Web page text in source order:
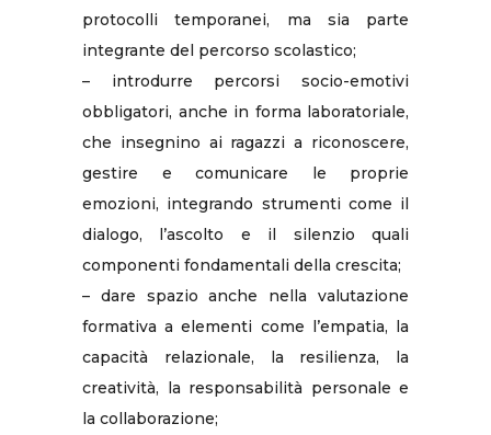
protocolli temporanei, ma sia parte
integrante del percorso scolastico;
– introdurre percorsi socio-emotivi
obbligatori, anche in forma laboratoriale,
che insegnino ai ragazzi a riconoscere,
gestire e comunicare le proprie
emozioni, integrando strumenti come il
dialogo, l’ascolto e il silenzio quali
componenti fondamentali della crescita;
– dare spazio anche nella valutazione
formativa a elementi come l’empatia, la
capacità relazionale, la resilienza, la
creatività, la responsabilità personale e
la collaborazione;